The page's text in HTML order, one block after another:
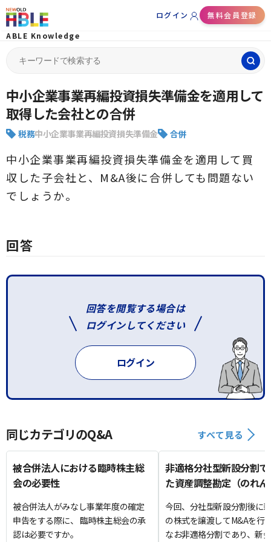
ログイン
無料会員登録
ABLE Knowledge
for:
中小企業事業再編投資損失準備金を適用して
取得した会社との合併
税務中小企業事業再編投資損失準備金 合併
中小企業事業再編投資損失準備金を適用して買
収した子会社と、M&A後に合併しても問題ない
でしょうか。
回答
回答を閲覧する場合は
ログインしてください
ログイン
同じカテゴリのQ&A すべて見る
被合併法人における臨時株主総
会の必要性
被合併法人がみなし事業年度の確定
申告をする際に、 臨時株主総会の承
認は必要ですか。
非適格分社型新設分割
た資産調整勘定（のれ
か
今回、分社型新設分割後に
の株式を譲渡してM&Aを行
なお非適格分割であり、新